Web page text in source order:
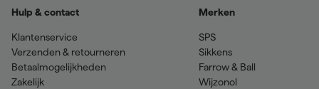
Hulp & contact
Klantenservice
Verzenden & retourneren
Betaalmogelijkheden
Zakelijk
Merken
SPS
Sikkens
Farrow & Ball
Wijzonol